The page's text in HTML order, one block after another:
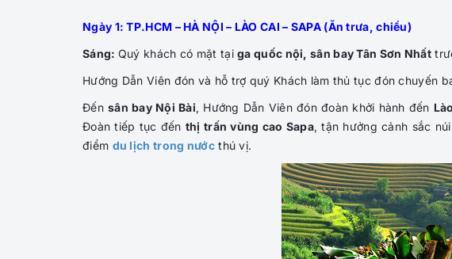
Ngày 1: TP.HCM – HÀ NỘI – LÀO CAI – SAPA (Ăn trưa, chiều)
Sáng: Quý khách có mặt tạiga quốc nội, sân bay Tân Sơn Nhất
Hướng Dẫn Viên đón và hỗ trợ quý Khách làm thủ tục đón chuyến
Đến sân bay Nội Bài, Hướng Dẫn Viên đón đoàn khởi hành đến
Đoàn tiếp tục đến thị trấn vùng cao Sapa, tận hưởng cảnh sắc
điểm du lịch trong nướcthú vị.